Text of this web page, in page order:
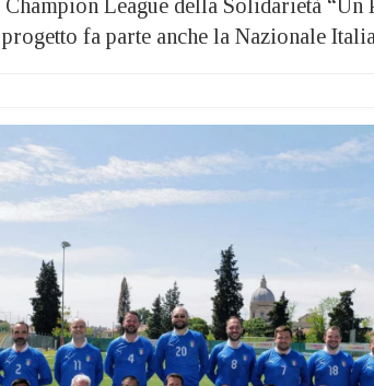
League della Solidarietà “Un
fa parte anche la Nazionale